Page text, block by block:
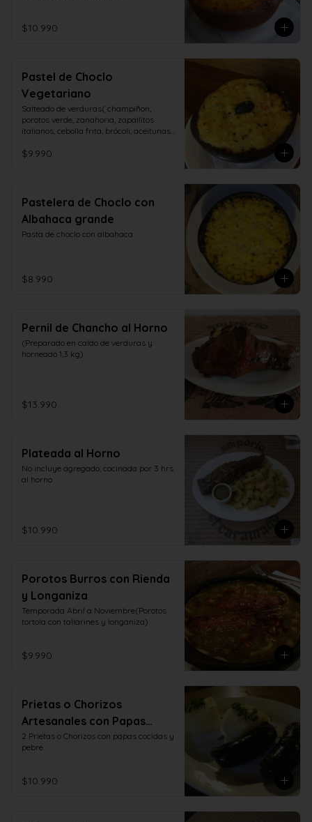
$10.990
Pastel de Choclo
Vegetariano
Salteado de verduras( champiñon,
porotos verde, zanahoria, zapallitos
italianos, cebolla frita, brócoli, aceitunas,
$9.990
Pastelera de Choclo con
Albahaca grande
Pasta de choclo con albahaca
$8.990
Pernil de Chancho al Horno
(Preparado en caldo de verduras y
horneado 1,3 kg)
$13.990
Plateada al Horno
No incluye agregado, cocinada por 3 hrs.
al horno
$10.990
Porotos Burros con Rienda
y Longaniza
Temporada Abril a Noviembre(Porotos
tortola con tallarines y longaniza)
$9.990
Prietas o Chorizos
Artesanales con Papas
Cocidas y Pebre
2 Prietas o Chorizos con papas cocidas y
pebre
$10.990